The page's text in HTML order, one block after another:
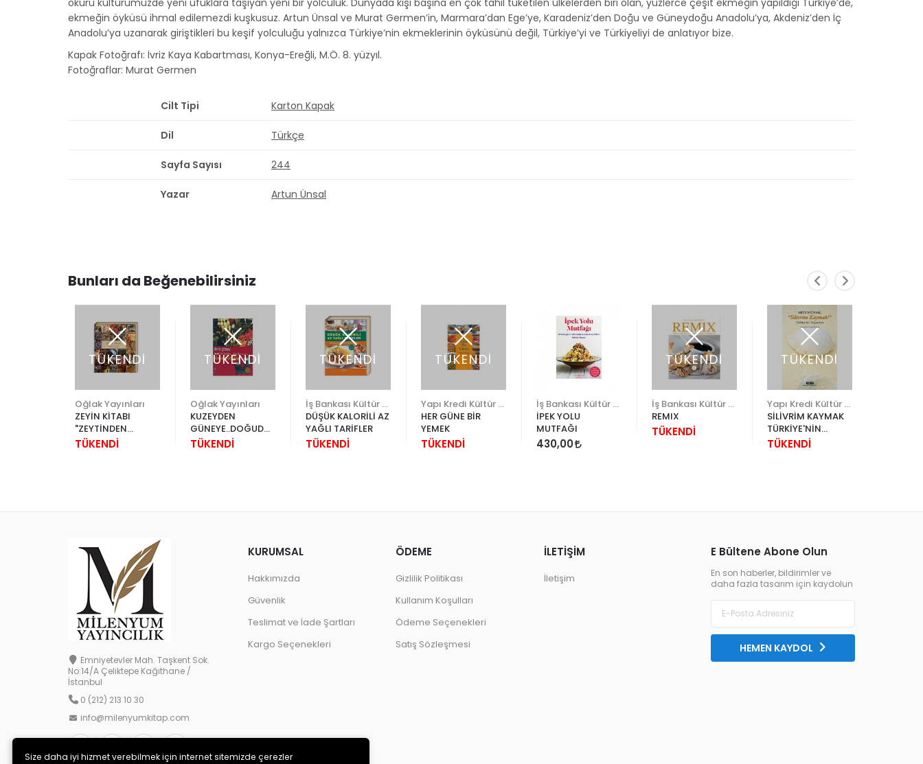
okuru kültürümüzde yeni ufuklara taşıyan yeni bir yolculuk. Dünyada kişi başına en çok tahıl tüketilen ülkelerden biri olan, yüzlerce çeşit ekmeğin yapıldığı Türkiye’de,
ekmeğin öyküsü ihmal edilemezdi kuşkusuz. Artun Ünsal ve Murat Germen’in, Marmara’dan Ege’ye, Karadeniz’den Doğu ve Güneydoğu Anadolu’ya, Akdeniz’den İç
Anadolu’ya uzanarak giriştikleri bu keşif yolculuğu yalnızca Türkiye’nin ekmeklerinin öyküsünü değil, Türkiye’yi ve Türkiyeliyi de anlatıyor bize.
Kapak Fotoğrafı: İvriz Kaya Kabartması, Konya-Ereğli, M.Ö. 8. yüzyıl.
Fotoğraflar: Murat Germen
Cilt Tipi Karton Kapak
Dil Türkçe
Sayfa Sayısı 244
Yazar Artun Ünsal
Bunları da Beğenebilirsiniz
TÜKENDİ
Oğlak Yayınları
ZEYİN KİTABI
"ZEYTİNDEN
ZEYTİNYAĞINA"
TÜKENDİ
TÜKENDİ
Oğlak Yayınları
KUZEYDEN
GÜNEYE..DOĞUDAN
BATIYA YÖRESEL
TÜKENDİ
TÜKENDİ
DÜŞÜK KALORİLİ AZ
YAĞLI TARİFLER
TÜKENDİ
TÜKENDİ
HER GÜNE BİR
YEMEK
TÜKENDİ
İPEK YOLU
MUTFAĞI
430,00
TÜKENDİ
REMIX
TÜKENDİ
TÜKENDİ
SİLİVRİM KAYMAK
TÜRKİYE'NİN
YOĞURTLARI
TÜKENDİ
Emniyetevler Mah. Taşkent Sok.
No:14/A Çeliktepe Kağıthane /
İstanbul
0 (212) 213 10 30
info@milenyumkitap.com
E Bültene Abone Olun
En son haberler, bildirimler ve
daha fazla tasarım için kaydolun
HEMEN KAYDOL
KURUMSAL
Hakkımızda
Güvenlik
Teslimat ve İade Şartları
Kargo Seçenekleri
ÖDEME
Gizlilik Politikası
Kullanım Koşulları
Ödeme Seçenekleri
Satış Sözleşmesi
İLETİŞİM
İletişim
Size daha iyi hizmet verebilmek için internet sitemizde çerezler